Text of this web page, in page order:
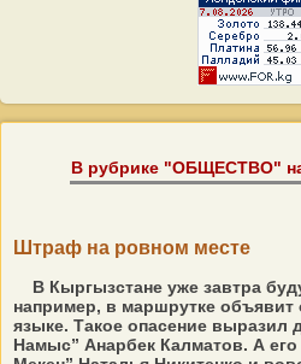
В рубрике "ОБЩЕСТВО"
Штраф на ровном месте
В Кыргызстане уже завтра
например, в маршрутке объявит
языке. Такое опасение выразил
Намыс” Анарбек Калматов. А